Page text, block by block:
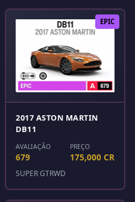
EPIC
2017 ASTON MARTIN
DB11
AVALIAÇÃO
679
PREÇO
175,000 CR
SUPER GTRWD